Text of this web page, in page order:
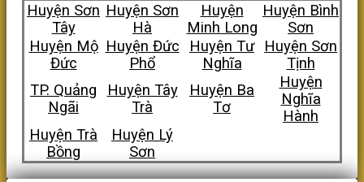
Huyện Sơn
Tây
Huyện Sơn
Hà
Huyện
Minh Long
Huyện Bình
Sơn
Huyện Mộ
Đức
Huyện Đức
Phổ
Huyện Tư
Nghĩa
Huyện Sơn
Tịnh
TP. Quảng
Ngãi
Huyện Tây
Trà
Huyện Ba
Tơ
Huyện
Nghĩa
Hành
Huyện Trà
Bồng
Huyện Lý
Sơn